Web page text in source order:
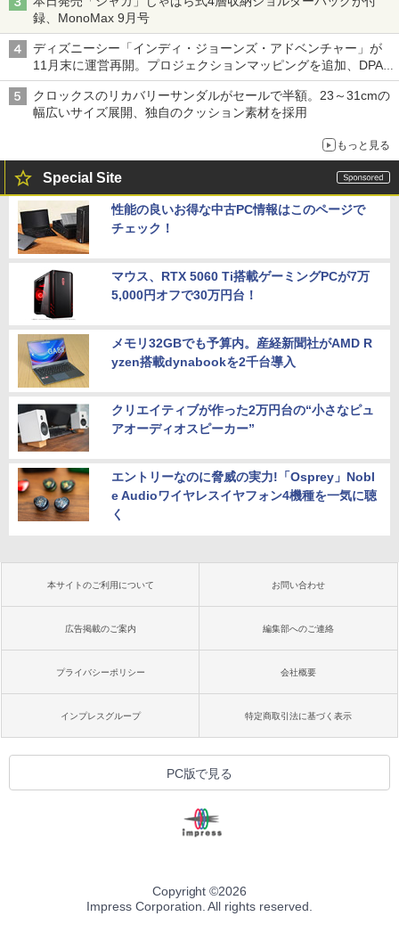
録、MonoMax 9月号
ディズニーシー「インディ・ジョーンズ・アドベンチャー」が
11月末に運営再開。プロジェクションマッピングを追加、DPA
は1500円
クロックスのリカバリーサンダルがセールで半額。23～31cmの
幅広いサイズ展開、独自のクッション素材を採用
もっと見る
Special Site
性能の良いお得な中古PC情報はこのページで
チェック！
マウス、RTX 5060 Ti搭載ゲーミングPCが7万
5,000円オフで30万円台！
メモリ32GBでも予算内。産経新聞社がAMD R
yzen搭載dynabookを2千台導入
クリエイティブが作った2万円台の“小さなピュ
アオーディオスピーカー”
エントリーなのに脅威の実力!「Osprey」Nobl
e Audioワイヤレスイヤフォン4機種を一気に聴
く
本サイトのご利用について お問い合わせ
広告掲載のご案内 編集部へのご連絡
プライバシーポリシー 会社概要
インプレスグループ 特定商取引法に基づく表示
PC版で見る
Copyright ©2026
Impress Corporation. All rights reserved.